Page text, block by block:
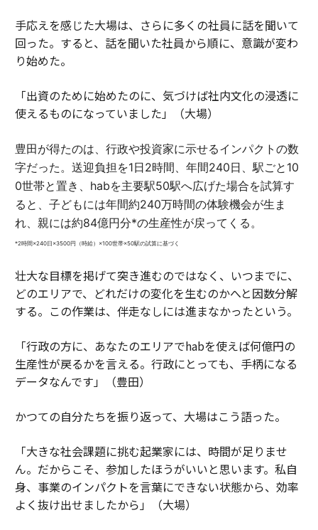
手応えを感じた大場は、さらに多くの社員に話を聞いて
回った。すると、話を聞いた社員から順に、意識が変わ
り始めた。
「出資のために始めたのに、気づけば社内文化の浸透に
使えるものになっていました」（大場）
豊田が得たのは、行政や投資家に示せるインパクトの数
字だった。 送迎負担を1日2時間、年間240日、駅ごと10
0世帯と置き、habを主要駅50駅へ広げた場合を試算す
ると、子どもには年間約240万時間の体験機会が生ま
れ、親には約84億円分*の生産性が戻ってくる。
*2時間×240日×3500円（時給）×100世帯×50駅の試算に基づく
壮大な目標を掲げて突き進むのではなく、いつまでに、
どのエリアで、どれだけの変化を生むのかへと因数分解
する。この作業は、伴走なしには進まなかったという。
「行政の方に、あなたのエリアでhabを使えば何億円の
生産性が戻るかを言える。行政にとっても、手柄になる
データなんです」（豊田）
かつての自分たちを振り返って、大場はこう語った。
「大きな社会課題に挑む起業家には、時間が足りませ
ん。だからこそ、参加したほうがいいと思います。私自
身、事業のインパクトを言葉にできない状態から、効率
よく抜け出せましたから」（大場）